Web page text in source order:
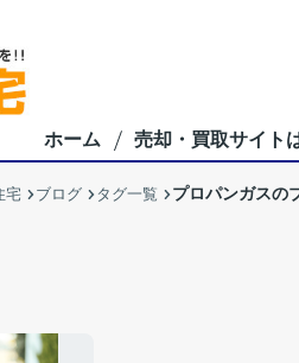
ホーム 売却・買取サイト
宅 ブログ タグ一覧 プロパンガスの